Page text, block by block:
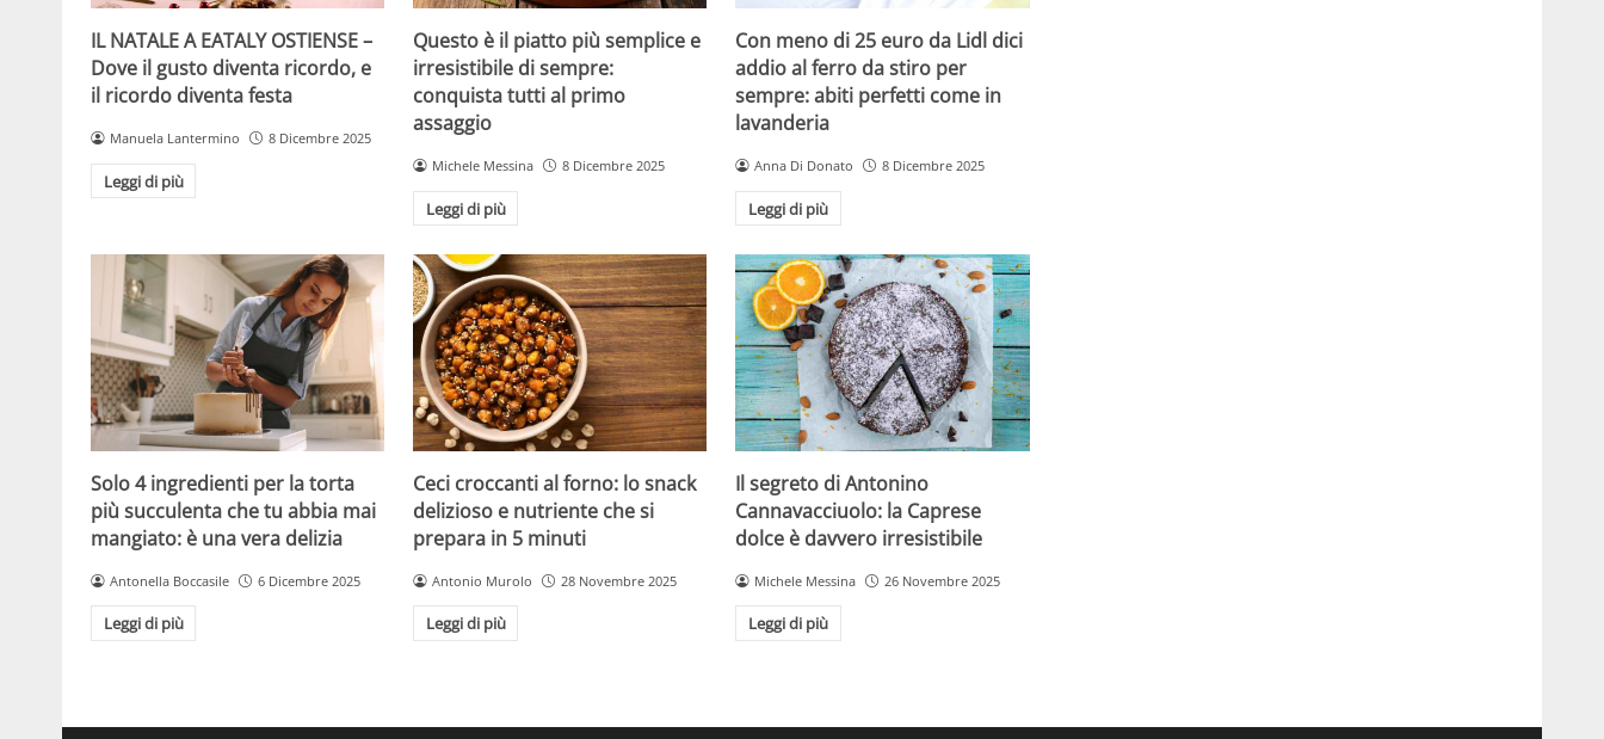
IL NATALE A EATALY OSTIENSE –
Dove il gusto diventa ricordo, e
il ricordo diventa festa
Manuela Lantermino 8 Dicembre 2025
Leggi di più
Questo è il piatto più semplice e
irresistibile di sempre:
conquista tutti al primo
assaggio
Michele Messina 8 Dicembre 2025
Leggi di più
Con meno di 25 euro da Lidl dici
addio al ferro da stiro per
sempre: abiti perfetti come in
lavanderia
Anna Di Donato 8 Dicembre 2025
Leggi di più
Solo 4 ingredienti per la torta
più succulenta che tu abbia mai
mangiato: è una vera delizia
Antonella Boccasile 6 Dicembre 2025
Leggi di più
Ceci croccanti al forno: lo snack
delizioso e nutriente che si
prepara in 5 minuti
Antonio Murolo 28 Novembre 2025
Leggi di più
Il segreto di Antonino
Cannavacciuolo: la Caprese
dolce è davvero irresistibile
Michele Messina 26 Novembre 2025
Leggi di più